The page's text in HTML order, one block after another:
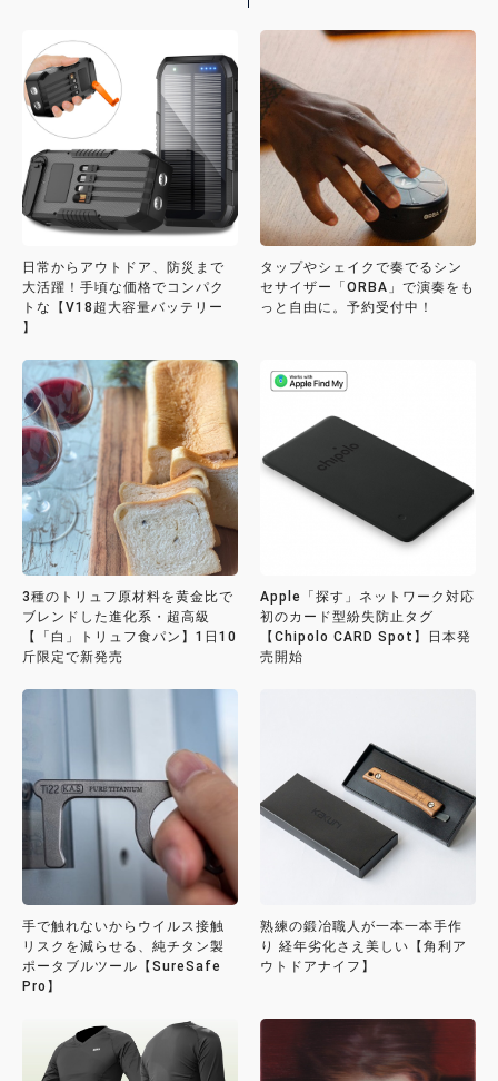
日常からアウトドア、防災まで
大活躍！手頃な価格でコンパク
トな【V18超大容量バッテリー
】
タップやシェイクで奏でるシン
セサイザー「ORBA」で演奏をも
っと自由に。予約受付中！
3種のトリュフ原材料を黄金比で
ブレンドした進化系・超高級
【「白」トリュフ食パン】1日10
斤限定で新発売
Apple「探す」ネットワーク対応
初のカード型紛失防止タグ
【Chipolo CARD Spot】日本発
売開始
手で触れないからウイルス接触
リスクを減らせる、純チタン製
ポータブルツール【SureSafe
Pro】
熟練の鍛冶職人が一本一本手作
り 経年劣化さえ美しい【角利ア
ウトドアナイフ】